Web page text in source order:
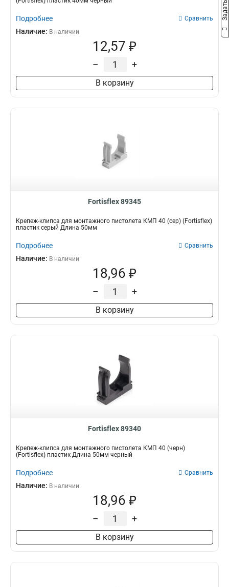
Подробнее Сравнить
Наличие: В наличии
12,57 ₽
– +
В корзину
Fortisflex 89345
Крепеж-клипса для монтажного пистолета КМП 40 (сер) (Fortisflex)
пластик серый Длина 50мм
Подробнее Сравнить
Наличие: В наличии
18,96 ₽
– +
В корзину
Fortisflex 89340
Крепеж-клипса для монтажного пистолета КМП 40 (черн)
(Fortisflex) пластик Длина 50мм черный
Подробнее Сравнить
Наличие: В наличии
18,96 ₽
– +
В корзину